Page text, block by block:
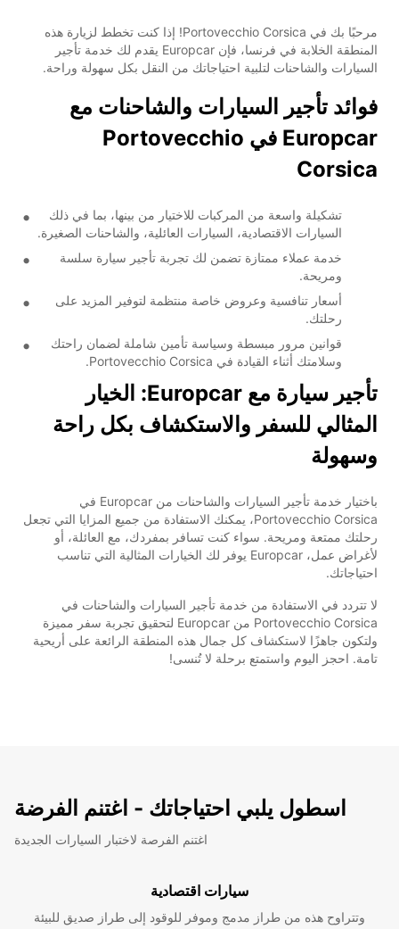
مرحبًا بك في Portovecchio Corsica! إذا كنت تخطط لزيارة هذه
المنطقة الخلابة في فرنسا، فإن Europcar يقدم لك خدمة تأجير
السيارات والشاحنات لتلبية احتياجاتك من النقل بكل سهولة وراحة.
فوائد تأجير السيارات والشاحنات مع
Europcar في Portovecchio
Corsica
تشكيلة واسعة من المركبات للاختيار من بينها، بما في ذلك
السيارات الاقتصادية، السيارات العائلية، والشاحنات الصغيرة.
خدمة عملاء ممتازة تضمن لك تجربة تأجير سيارة سلسة
ومريحة.
أسعار تنافسية وعروض خاصة منتظمة لتوفير المزيد على
رحلتك.
قوانين مرور مبسطة وسياسة تأمين شاملة لضمان راحتك
وسلامتك أثناء القيادة في Portovecchio Corsica.
تأجير سيارة مع Europcar: الخيار
المثالي للسفر والاستكشاف بكل راحة
وسهولة
باختيار خدمة تأجير السيارات والشاحنات من Europcar في
Portovecchio Corsica، يمكنك الاستفادة من جميع المزايا التي تجعل
رحلتك ممتعة ومريحة. سواء كنت تسافر بمفردك، مع العائلة، أو
لأغراض عمل، Europcar يوفر لك الخيارات المثالية التي تناسب
احتياجاتك.
لا تتردد في الاستفادة من خدمة تأجير السيارات والشاحنات في
Portovecchio Corsica من Europcar لتحقيق تجربة سفر مميزة
ولتكون جاهزًا لاستكشاف كل جمال هذه المنطقة الرائعة على أريحية
تامة. احجز اليوم واستمتع برحلة لا تُنسى!
اسطول يلبي احتياجاتك - اغتنم الفرضة
اغتنم الفرصة لاختبار السيارات الجديدة
سيارات اقتصادية
وتتراوح هذه من طراز مدمج وموفر للوقود إلى طراز صديق للبيئة